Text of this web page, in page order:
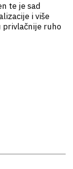
te je sad
i više
privlačnije ruho